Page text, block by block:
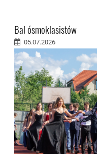
Bal ósmoklasistów
05.07.2026